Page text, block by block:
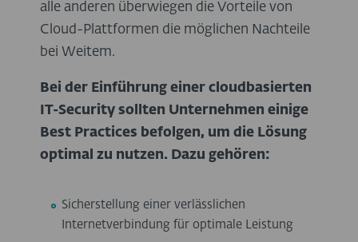
alle anderen überwiegen die Vorteile von
Cloud-Plattformen die möglichen Nachteile
bei Weitem.
Bei der Einführung einer cloudbasierten
IT-Security sollten Unternehmen einige
Best Practices befolgen, um die Lösung
optimal zu nutzen. Dazu gehören:
Sicherstellung einer verlässlichen
Internetverbindung für optimale Leistung